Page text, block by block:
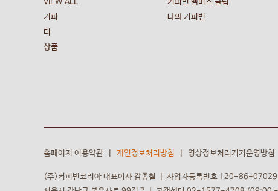
VIEW ALL
커피
티
상품
커피빈 멤버스 클럽
나의 커피빈
홈페이지 이용약관 개인정보처리방침 영상정보처리기기운영방침
(주)커피빈코리아 대표이사 감종철 사업자등록번호 120-86-07029